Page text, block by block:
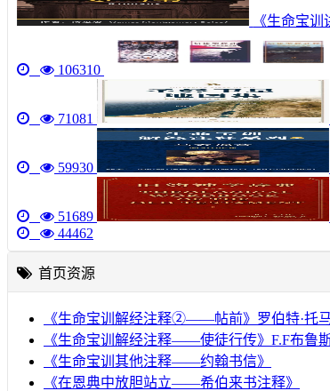
《生命宝
106310
71081
59930
51689
44462
首页资源
《生命宝训解经注释②——帖前》罗伯特·托
《生命宝训解经注释——使徒行传》F.F布鲁
《生命宝训其他注释——约翰书信》
《在恩典中放胆站立——希伯来书注释》